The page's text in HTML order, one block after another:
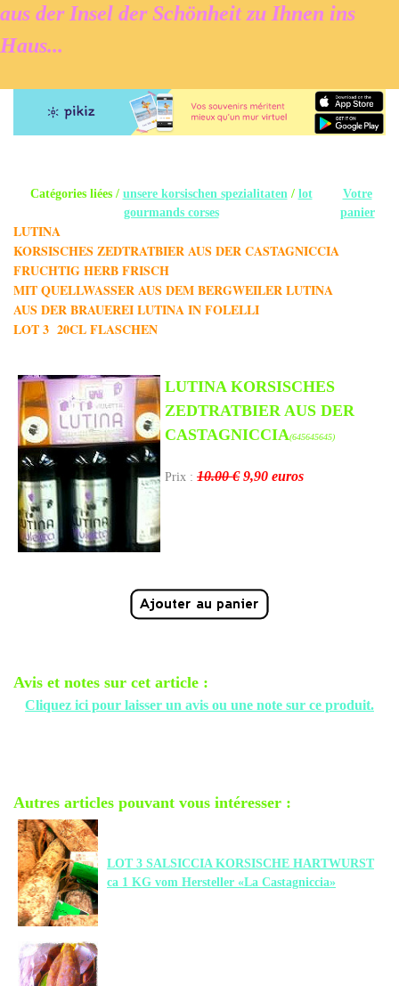
aus der Insel der Schönheit zu Ihnen ins
Haus...
Catégories liées / unsere korsischen spezialitaten / lot
gourmands corses
Votre
panier
LUTINA
KORSISCHES ZEDTRATBIER AUS DER CASTAGNICCIA
FRUCHTIG HERB FRISCH
MIT QUELLWASSER AUS DEM BERGWEILER LUTINA
AUS DER BRAUEREI LUTINA IN FOLELLI
LOT 3 20CL FLASCHEN
LUTINA KORSISCHES
ZEDTRATBIER AUS DER
CASTAGNICCIA(645645645)
Prix : 10.00 €9,90 euros
Avis et notes sur cet article :
Cliquez ici pour laisser un avis ou une note sur ce produit.
Autres articles pouvant vous intéresser :
LOT 3 SALSICCIA KORSISCHE HARTWURST
ca 1 KG vom Hersteller «La Castagniccia»